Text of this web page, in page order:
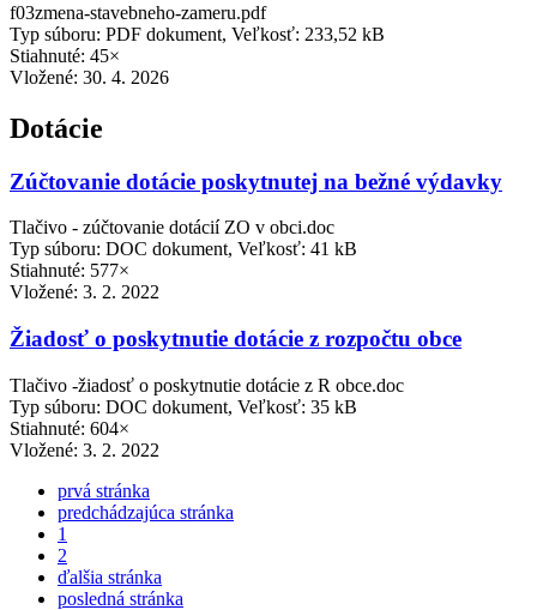
f03zmena-stavebneho-zameru.pdf
Typ súboru: PDF dokument, Veľkosť: 233,52 kB
Stiahnuté: 45×
Vložené: 30. 4. 2026
Dotácie
Zúčtovanie dotácie poskytnutej na bežné výdavky
Tlačivo - zúčtovanie dotácií ZO v obci.doc
Typ súboru: DOC dokument, Veľkosť: 41 kB
Stiahnuté: 577×
Vložené: 3. 2. 2022
Žiadosť o poskytnutie dotácie z rozpočtu obce
Tlačivo -žiadosť o poskytnutie dotácie z R obce.doc
Typ súboru: DOC dokument, Veľkosť: 35 kB
Stiahnuté: 604×
Vložené: 3. 2. 2022
prvá stránka
predchádzajúca stránka
1
2
ďalšia stránka
posledná stránka